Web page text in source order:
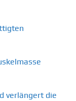
verlängert die